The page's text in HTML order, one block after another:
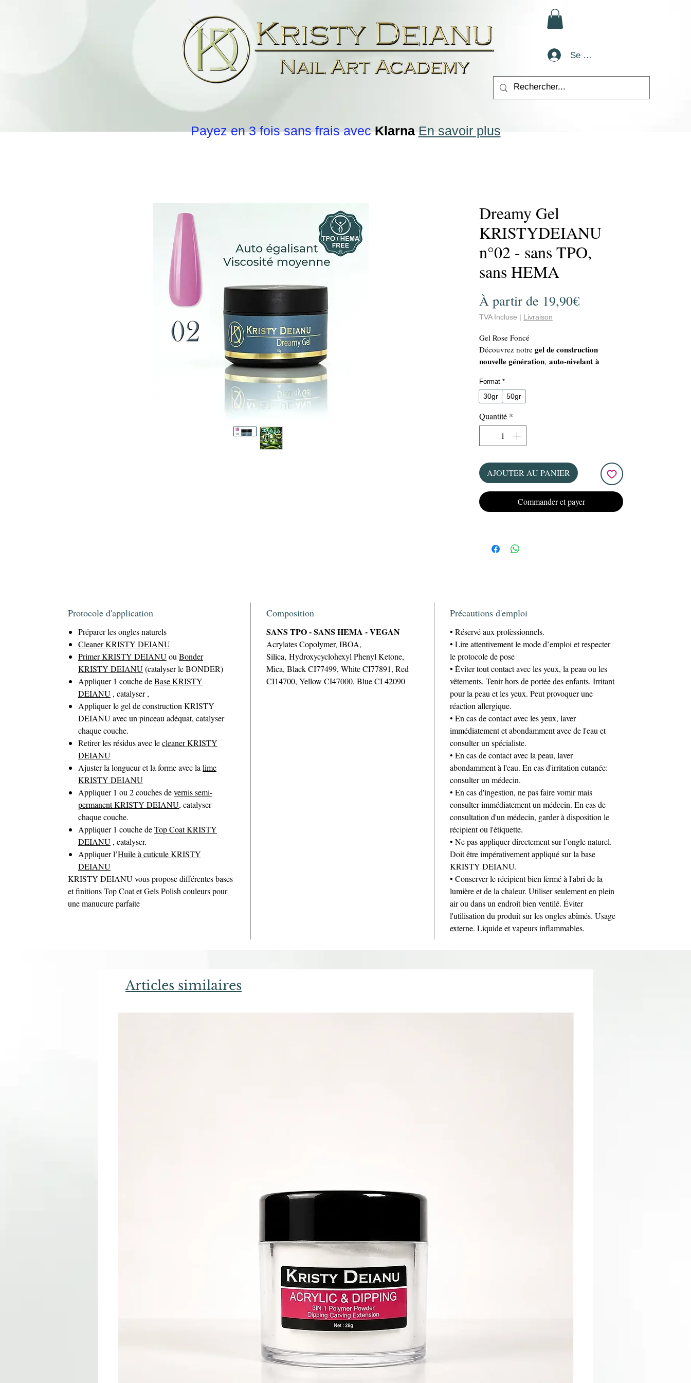
Se connecter
Dreamy Gel
KRISTYDEIANU
n°02 - sans TPO,
sans HEMA
À partir de 19,90€Prix
TVA Incluse | Livraison
Gel Rose Foncé
Découvrez notre gel de construction
nouvelle génération, auto-nivelant à
répondre aux besoins des professionnelles
exigeantes.
s’utilise à la fois comme
gel de construction
Multi-usages
remplissage et le gainagesur ongles
naturels, capsules ou extensions sur
chablon.
Confort d’application: sa texture fluide
mais maîtrisable permet un travail précis,
tenue de plusieurs semaines
renforcement naturel ou pour des extensions
plus élaborées.
Format *
30gr 50gr
Quantité *
AJOUTER AU PANIER
Commander et payer
Protocole d'application
Préparer les ongles naturels
Cleaner KRISTY DEIANU
Primer KRISTY DEIANUouBonder
KRISTY DEIANU(catalyser le BONDER)
Appliquer 1 couche deBase KRISTY
DEIANU , catalyser ,
Appliquer le gel de construction KRISTY
DEIANU avec un pinceau adéquat, catalyser
chaque couche.
Retirer les résidus avec lecleaner KRISTY
DEIANU
Ajuster la longueur et la forme avec lalime
KRISTY DEIANU
Appliquer 1 ou 2 couches devernis semi-
permanent KRISTY DEIANU, catalyser
chaque couche.
Appliquer 1 couche deTop Coat KRISTY
DEIANU , catalyser.
Appliquer l’Huile à cuticule KRISTY
DEIANU
KRISTY DEIANU vous propose différentes bases
et finitions Top Coat et Gels Polish couleurs pour
une manucure parfaite
Composition
SANS TPO - SANS HEMA - VEGAN
Acrylates Copolymer, IBOA,
Silica, Hydroxycyclohexyl Phenyl Ketone,
Mica, Black CI77499, White CI77891, Red
CI14700, Yellow CI47000, Blue CI 42090
Précautions d'emploi
• Réservé aux professionnels.
• Lire attentivement le mode d’emploi et respecter
le protocole de pose
• Éviter tout contact avec les yeux, la peau ou les
vêtements. Tenir hors de portée des enfants. Irritant
pour la peau et les yeux. Peut provoquer une
réaction allergique.
• En cas de contact avec les yeux, laver
immédiatement et abondamment avec de l'eau et
consulter un spécialiste.
• En cas de contact avec la peau, laver
abondamment à l'eau. En cas d'irritation cutanée:
consulter un médecin.
• En cas d'ingestion, ne pas faire vomir mais
consulter immédiatement un médecin. En cas de
consultation d'un médecin, garder à disposition le
récipient ou l'étiquette.
• Ne pas appliquer directement sur l’ongle naturel.
Doit être impérativement appliqué sur la base
KRISTY DEIANU.
• Conserver le récipient bien fermé à l'abri de la
lumière et de la chaleur. Utiliser seulement en plein
air ou dans un endroit bien ventilé. Éviter
l'utilisation du produit sur les ongles abîmés. Usage
externe. Liquide et vapeurs inflammables.
Payez en 3 fois sans frais avecKlarna En savoir plus
Articles similaires